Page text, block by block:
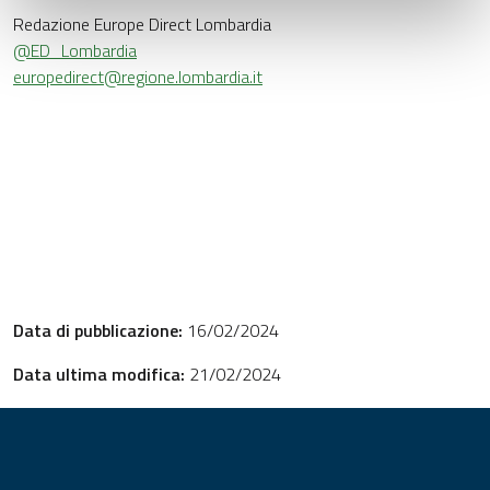
Redazione Europe Direct Lombardia
@ED_Lombardia
europedirect@regione.lombardia.it
Data di pubblicazione: 16/02/2024
Data ultima modifica: 21/02/2024